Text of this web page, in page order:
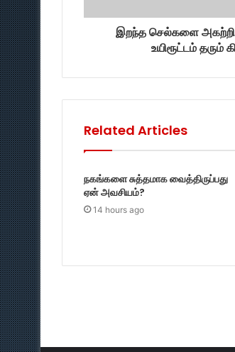
இறந்த செல்களை அகற்றி
உயிரூட்டம் தரும்
Related Articles
நகங்களை சுத்தமாக வைத்திருப்பது
ஏன் அவசியம்?
14 hours ago